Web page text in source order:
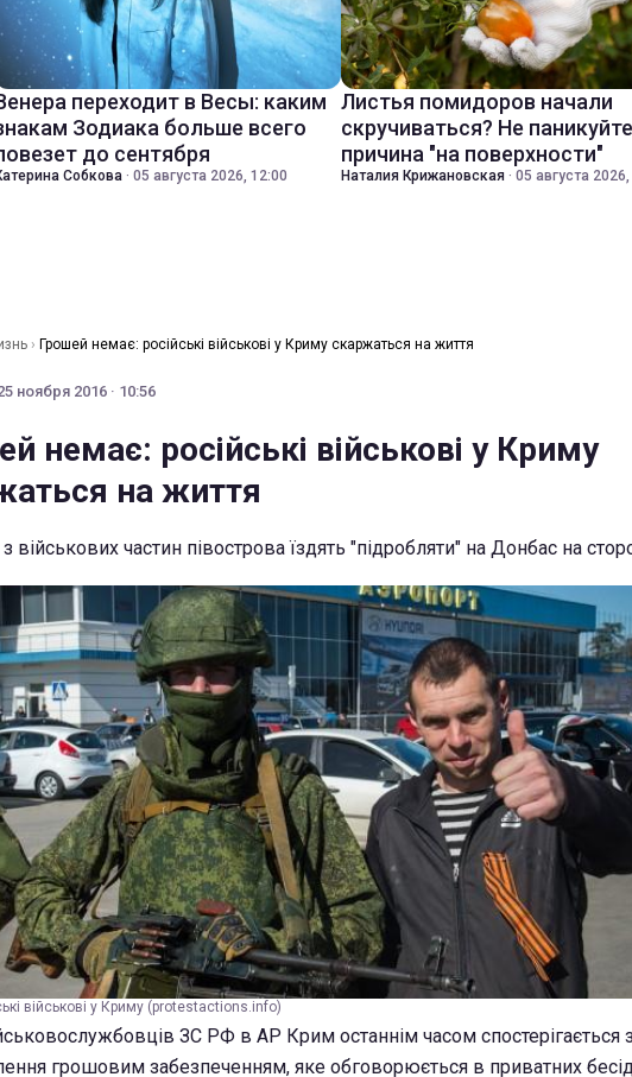
переходит в Весы: каким
Зодиака больше всего
до сентября
Собкова · 05 августа 2026, 12:00
Листья помидоров начали
скручиваться? Не
причина "на поверхности"
Наталия Крижановская · 05 августа
› Грошей немає: російські військові у Криму скаржаться на життя
ноября 2016 · 10:56
немає: російські військові у Криму
на життя
військових частин півострова їздять "підробляти" на Донбас на
військові у Криму (protestactions.info)
ЗС РФ в АР Крим останнім часом спостерігається
грошовим забезпеченням, яке обговорюється в приватних